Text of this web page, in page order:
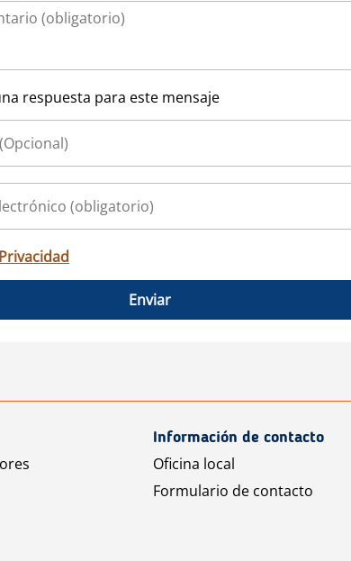
respuesta para este mensaje
Enviar
Información de contacto
Oficina local
Formulario de contacto